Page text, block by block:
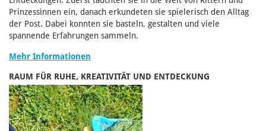
Prinzessinnen ein, danach erkundeten sie spielerisch den Alltag
der Post. Dabei konnten sie basteln, gestalten und viele
spannende Erfahrungen sammeln.
Mehr Informationen
RAUM FÜR RUHE, KREATIVITÄT UND ENTDECKUNG